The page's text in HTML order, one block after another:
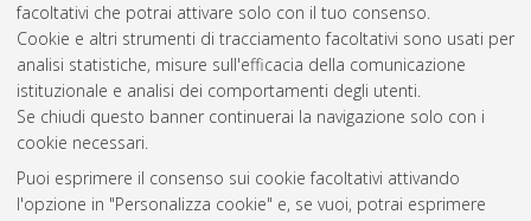
facoltativi che potrai attivare solo con il tuo consenso.
Cookie e altri strumenti di tracciamento facoltativi sono usati per
analisi statistiche, misure sull'efficacia della comunicazione
istituzionale e analisi dei comportamenti degli utenti.
Se chiudi questo banner continuerai la navigazione solo con i
cookie necessari.
Puoi esprimere il consenso sui cookie facoltativi attivando
l'opzione in "Personalizza cookie" e, se vuoi, potrai esprimere
Vedi altre statistiche
Gestione del documento:
AMS Acta